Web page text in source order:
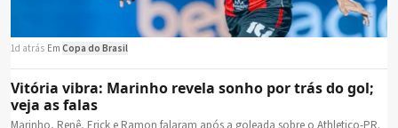
1d atrás Em Copa do Brasil
Vitória vibra: Marinho revela sonho por trás do gol;
veja as falas